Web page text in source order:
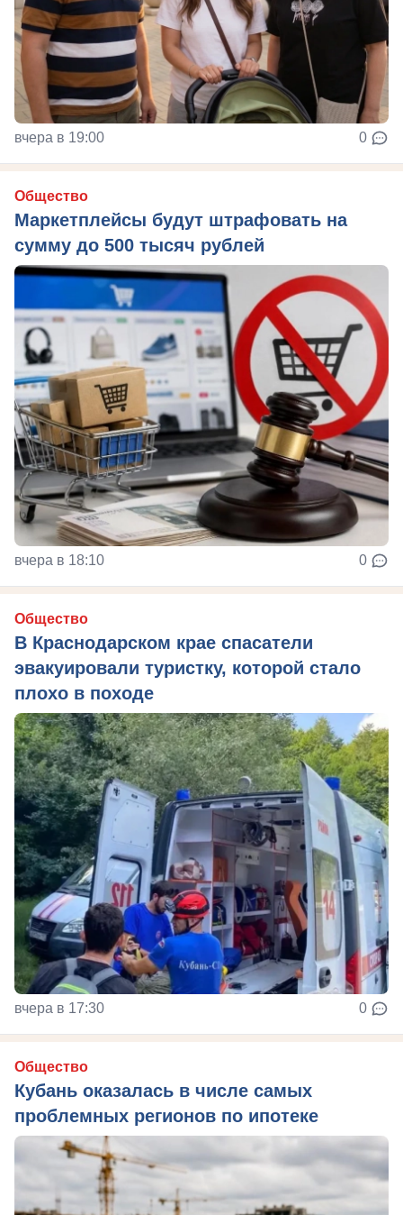
вчера в 19:00 0
Общество
Маркетплейсы будут штрафовать на
сумму до 500 тысяч рублей
вчера в 18:10 0
Общество
В Краснодарском крае спасатели
эвакуировали туристку, которой стало
плохо в походе
вчера в 17:30 0
Общество
Кубань оказалась в числе самых
проблемных регионов по ипотеке